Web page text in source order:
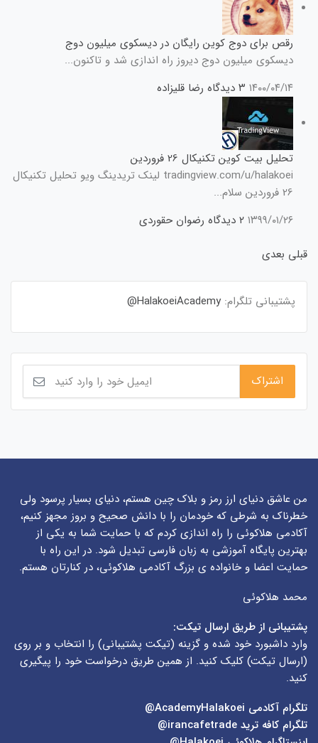
رقص برای دوج کوین رایگان در دیسکوی میلیون دوج
دیسکوی میلیون دوج دیروز راه اندازی شد و تاکنون...
۱۴۰۰/۰۴/۱۴ ۳ دیدگاه رضا قلیزاده
تحلیل بیت کوین تکنیکال 26 فروردین
tradingview.com/u/halakoei لینک تریدینگ ویو تحلیل تکنیکال
26 فروردین سلام...
۱۳۹۹/۰۱/۲۶ ۲ دیدگاه
رضوان حقوردی
قبلی بعدی
پشتیبانی تلگرام: HalakoeiAcademy@
من عاشق دنیای ارز رمز و بلاک چین هستم، دنیای بسیار پرسود ولی
خطرناک به شرطی که خودمان را با دانش صحیح و بروز مجهز کنیم،
آکادمی هلاکوئی را راه اندازی کردم که با حمایت شما به یکی از
بهترین پایگاه آموزشی به زبان فارسی تبدیل شود. در این راه با
حمایت اعضا و خانواده ی بزرگ آکادمی هلاکوئی، در کنارتان هستم.
محمد هلاکوئی
پشتیبانی از طریق ارسال تیکت:
وارد داشبورد خود شده و گزینه (تیکت پشتیبانی) را انتخاب و بر روی
(ارسال تیکت) کلیک کنید. از همین طریق درخواست خود را پیگیری
کنید.
تلگرام آکادمی
تلگرام کافه ترید irancafetrade@